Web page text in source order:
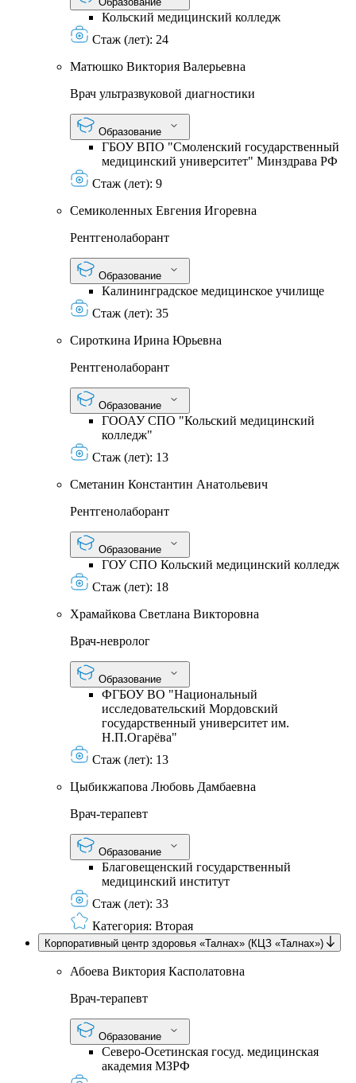
Кольский медицинский колледж
Стаж (лет): 24
Матюшко Виктория Валерьевна
Врач ультразвуковой диагностики
Образование
ГБОУ ВПО "Смоленский государственный
медицинский университет" Минздрава РФ
Стаж (лет): 9
Семиколенных Евгения Игоревна
Рентгенолаборант
Образование
Калининградское медицинское училище
Стаж (лет): 35
Сироткина Ирина Юрьевна
Рентгенолаборант
Образование
ГООАУ СПО "Кольский медицинский
колледж"
Стаж (лет): 13
Сметанин Константин Анатольевич
Рентгенолаборант
Образование
ГОУ СПО Кольский медицинский колледж
Стаж (лет): 18
Храмайкова Светлана Викторовна
Врач-невролог
Образование
ФГБОУ ВО "Национальный
исследовательский Мордовский
государственный университет им.
Н.П.Огарёва"
Стаж (лет): 13
Цыбикжапова Любовь Дамбаевна
Врач-терапевт
Образование
Благовещенский государственный
медицинский институт
Стаж (лет): 33
Категория: Вторая
Корпоративный центр здоровья «Талнах» (КЦЗ «Талнах»)
Абоева Виктория Касполатовна
Врач-терапевт
Образование
Северо-Осетинская госуд. медицинская
академия МЗРФ